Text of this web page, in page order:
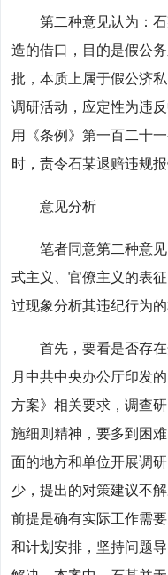
第二种意见认为：石
造的借口，目的是假公
批，本质上属于假公济
调研活动，应定性为违
用《条例》第一百二十
时，责令石某退赔违规
意见分析
笔者同意第二种意见
式主义、官僚主义的表
过现象分析其违纪行为的
首先，要看是否存在
月中共中央办公厅印发
方案》相关要求，调查
施细则精神，要多到困
面的地方和单位开展调
少，提出的对策建议不
前提是确有实际工作需
和计划安排，坚持问题